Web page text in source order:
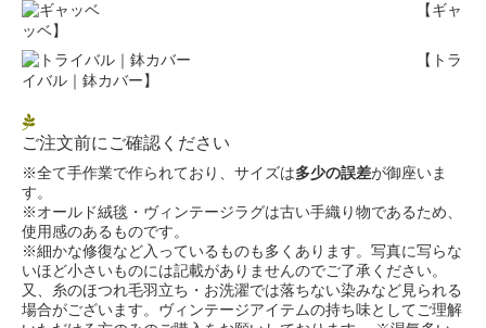
【ギャ
ッベ】
【トラ
イバル｜鉢カバー】
ご注文前にご確認ください
※全て手作業で作られており、サイズは多少の誤差が御座いま
す。
※オールド絨毯・ヴィンテージラグは古い手織り物であるため、
使用感のあるものです。
※細かな修復など入っているものも多くあります。写真に写らな
いほど小さいものには記載がありませんのでご了承ください。
又、糸のほつれ毛羽立ち・お洗濯では落ちない染みなど見られる
場合がございます。ヴィンテージアイテムの持ち味としてご理解